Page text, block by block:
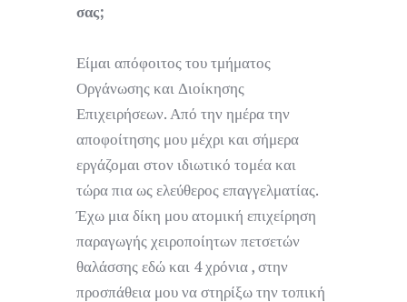
σας;
Είμαι απόφοιτος του τμήματος
Οργάνωσης και Διοίκησης
Επιχειρήσεων. Από την ημέρα την
αποφοίτησης μου μέχρι και σήμερα
εργάζομαι στον ιδιωτικό τομέα και
τώρα πια ως ελεύθερος επαγγελματίας.
Έχω μια δίκη μου ατομική επιχείρηση
παραγωγής χειροποίητων πετσετών
θαλάσσης εδώ και 4 χρόνια , στην
προσπάθεια μου να στηρίξω την τοπική